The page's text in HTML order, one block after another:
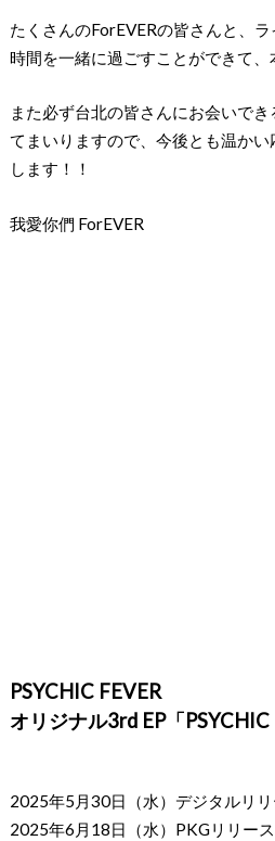
たくさんのForEVERの皆さんと、
時間を一緒に過ごすことができて、
また必ず台北の皆さんにお会いで
てまいりますので、今後とも温か
します！！
我愛你們 ForEVER
PSYCHIC FEVER
オリジナル3rd EP「PSYCHIC
2025年5月30日（水）デジタルリリ
2025年6月18日（水）PKGリリース